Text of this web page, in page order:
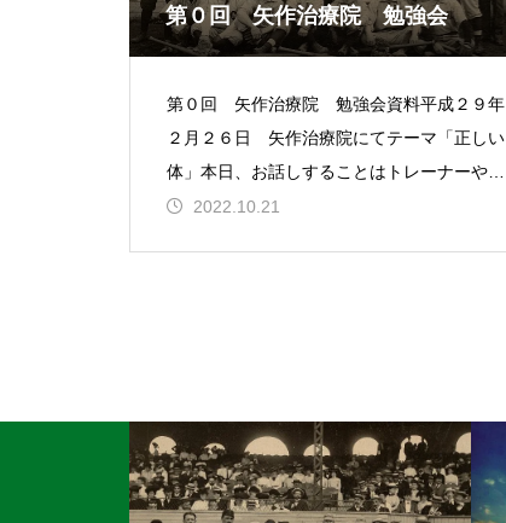
第０回 矢作治療院 勉強会
第０回 矢作治療院 勉強会資料平成２９年
２月２６日 矢作治療院にてテーマ「正しい
体」本日、お話しすることはトレーナーや治
療家、整体、カイロなどの施術者にとって非
2022.10.21